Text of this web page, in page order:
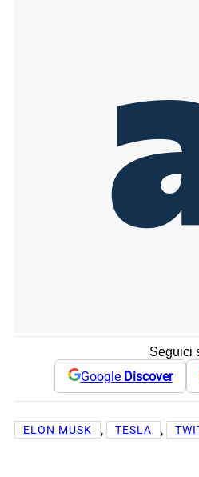
Seguici
Google Discover
ELON MUSK , TESLA ,